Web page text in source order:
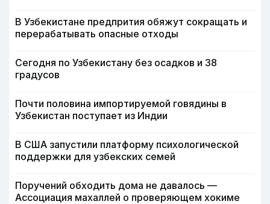
В Узбекистане предпрития обяжут сокращать и
перерабатывать опасные отходы
Сегодня по Узбекистану без осадков и 38
градусов
Почти половина импортируемой говядины в
Узбекистан поступает из Индии
В США запустили платформу психологической
поддержки для узбекских семей
Поручений обходить дома не давалось —
Ассоциация махаллей о проверяющем хокиме